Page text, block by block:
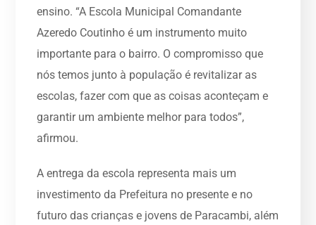
ensino. “A Escola Municipal Comandante
Azeredo Coutinho é um instrumento muito
importante para o bairro. O compromisso que
nós temos junto à população é revitalizar as
escolas, fazer com que as coisas aconteçam e
garantir um ambiente melhor para todos”,
afirmou.
A entrega da escola representa mais um
investimento da Prefeitura no presente e no
futuro das crianças e jovens de Paracambi, além